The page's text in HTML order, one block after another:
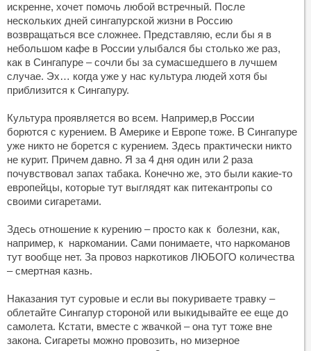
искренне, хочет помочь любой встречный. После
нескольких дней сингапурской жизни в Россию
возвращаться все сложнее. Представляю, если бы я в
небольшом кафе в России улыбался бы столько же раз,
как в Сингапуре – сочли бы за сумасшедшего в лучшем
случае. Эх… когда уже у нас культура людей хотя бы
приблизится к Сингапуру.
Культура проявляется во всем. Например,в России
борются с курением. В Америке и Европе тоже. В Сингапуре
уже никто не борется с курением. Здесь практически никто
не курит. Причем давно. Я за 4 дня один или 2 раза
почувствовал запах табака. Конечно же, это были какие-то
европейцы, которые тут выглядят как питекантропы со
своими сигаретами.
Здесь отношение к курению – просто как к болезни, как,
например, к наркомании. Сами понимаете, что наркоманов
тут вообще нет. За провоз наркотиков ЛЮБОГО количества
– смертная казнь.
Наказания тут суровые и если вы покуриваете травку –
облетайте Сингапур стороной или выкидывайте ее еще до
самолета. Кстати, вместе с жвачкой – она тут тоже вне
закона. Сигареты можно провозить, но мизерное